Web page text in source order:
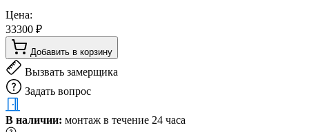
Цена:
33300 ₽
Добавить в корзину
Вызвать замерщика
Задать вопрос
В наличии: монтаж в течение 24 часа